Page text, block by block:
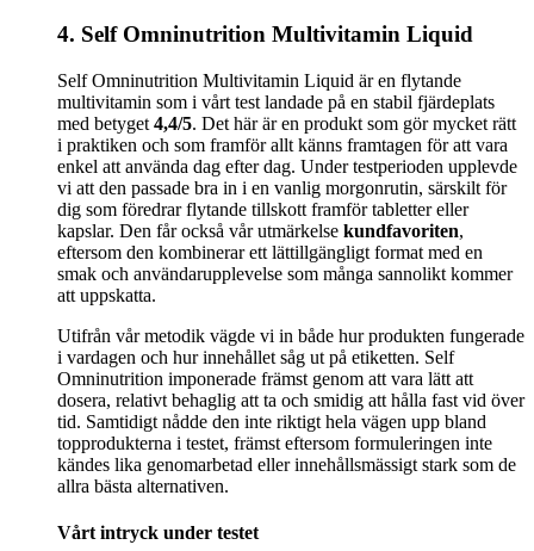
4. Self Omninutrition Multivitamin Liquid
Self Omninutrition Multivitamin Liquid är en flytande
multivitamin som i vårt test landade på en stabil fjärdeplats
med betyget 4,4/5. Det här är en produkt som gör mycket rätt
i praktiken och som framför allt känns framtagen för att vara
enkel att använda dag efter dag. Under testperioden upplevde
vi att den passade bra in i en vanlig morgonrutin, särskilt för
dig som föredrar flytande tillskott framför tabletter eller
kapslar. Den får också vår utmärkelse kundfavoriten,
eftersom den kombinerar ett lättillgängligt format med en
smak och användarupplevelse som många sannolikt kommer
att uppskatta.
Utifrån vår metodik vägde vi in både hur produkten fungerade
i vardagen och hur innehållet såg ut på etiketten. Self
Omninutrition imponerade främst genom att vara lätt att
dosera, relativt behaglig att ta och smidig att hålla fast vid över
tid. Samtidigt nådde den inte riktigt hela vägen upp bland
topprodukterna i testet, främst eftersom formuleringen inte
kändes lika genomarbetad eller innehållsmässigt stark som de
allra bästa alternativen.
Vårt intryck under testet